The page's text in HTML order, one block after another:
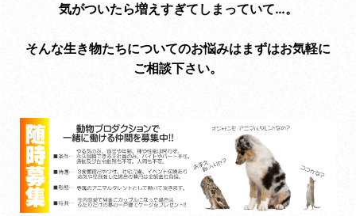
気がついたら増えすぎてしまっていて…。
そんな生き物たちについてのお悩みはまずはお気軽に
ご相談下さい。